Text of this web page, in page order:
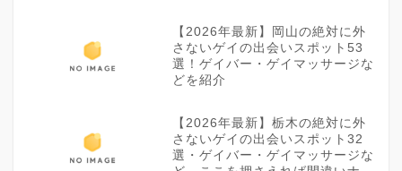
【2026年最新】岡山の絶対に外
さないゲイの出会いスポット53
選！ゲイバー・ゲイマッサージな
どを紹介
【2026年最新】栃木の絶対に外
さないゲイの出会いスポット32
選・ゲイバー・ゲイマッサージな